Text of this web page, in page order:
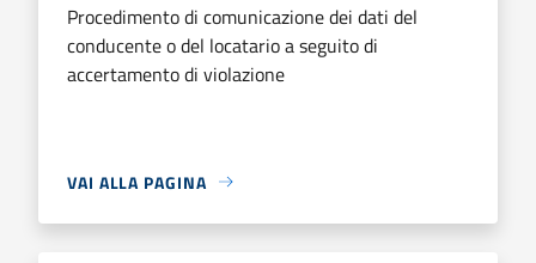
Procedimento di comunicazione dei dati del
conducente o del locatario a seguito di
accertamento di violazione
VAI ALLA PAGINA